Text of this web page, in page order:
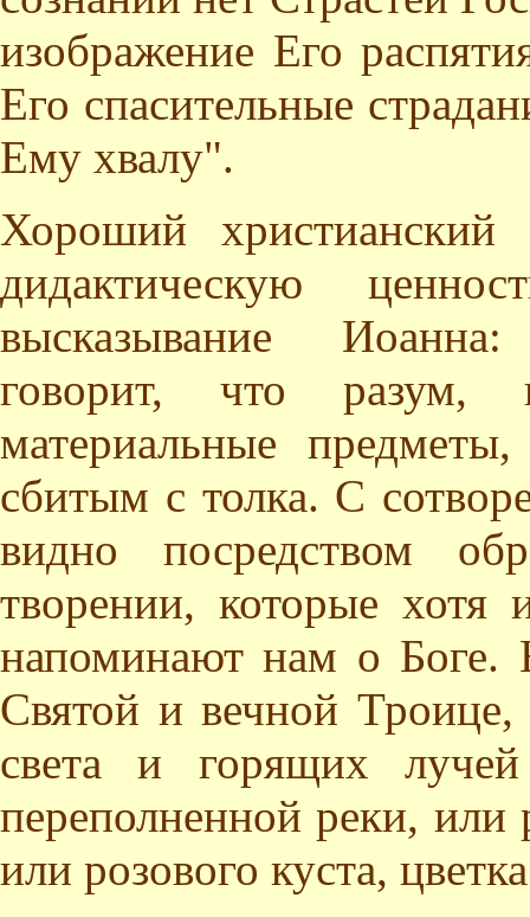
изображение Его
Его спасительные
Ему хвалу".
Хороший христианский
дидактическую
высказывание
говорит, что разум,
материальные
сбитым с толка. С
видно посредством
творении, которые хотя
напоминают нам о Боге.
Святой и вечной
света и горящих
переполненной реки, или
или розового куста,